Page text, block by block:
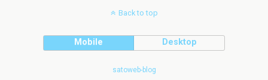
Back to top
Mobile Desktop
satoweb-blog